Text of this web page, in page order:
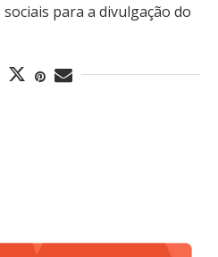
para a divulgação do